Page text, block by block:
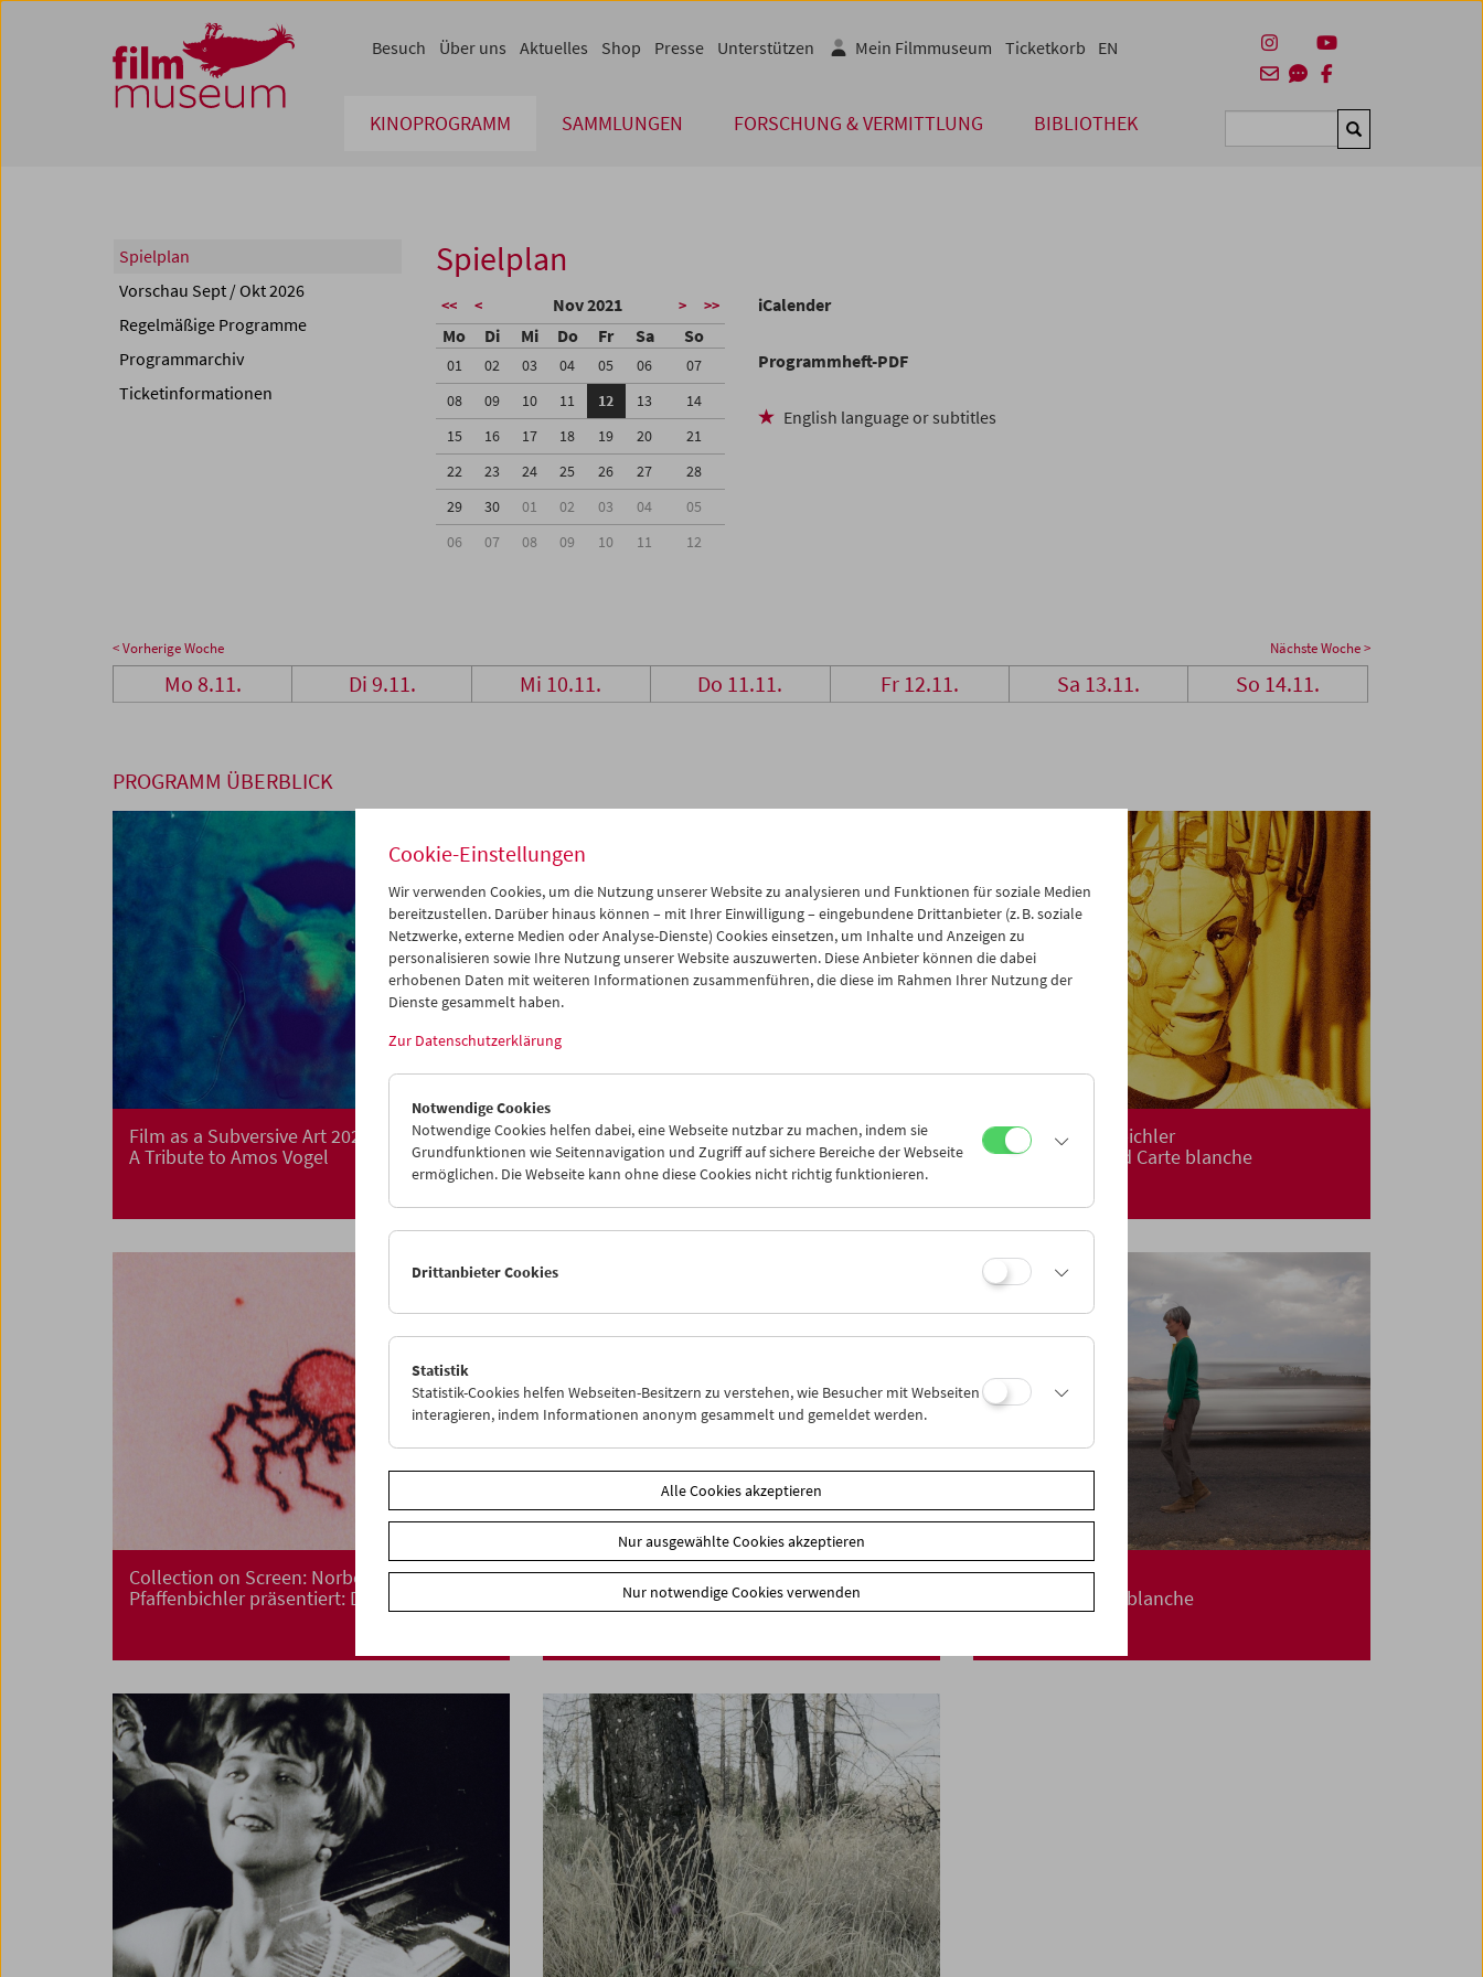
Zum Inhalt
Zum Hauptmenü
Zur Servicenavigation
Zum Suche
KINOPROGRAMM SAMMLUNGEN FORSCHUNG & VERMITTLUNG BIBLIOTHEK Suchen
Besuch Über uns Aktuelles Shop Presse Unterstützen Mein Filmmuseum Ticketkorb EN
Spielplan
Vorschau Sept / Okt 2026
Regelmäßige Programme
Programmarchiv
Ticketinformationen
Spielplan
<< < Nov 2021 > >>
Mo Di Mi Do Fr Sa So
01 02 03 04 05 06
07
08
09 10 11 12 13
14
15
16 17 18 19 20
21
22
23 24 25 26 27
28
29
30 01 02 03 04
05
06
07 08 09 10 11 12
iCalender
Programmheft-PDF
English language or subtitles
< Vorherige Woche Nächste Woche >
Mo 8.11. Di 9.11. Mi 10.11. Do 11.11. Fr 12.11. Sa 13.11. So 14.11.
PROGRAMM ÜBERBLICK
Film as a Subversive Art 2021
A Tribute to Amos Vogel
Viennale im Filmmuseum
Norbert Pfaffenbichler
Gesamtwerk und Carte blanche
Collection on Screen: Norbert
Pfaffenbichler präsentiert: Das Groteske
Ein Fest für Ilse Aichinger
Paul Wenninger
Filme und Carte blanche
Cookie-Einstellungen
Wir verwenden Cookies, um die Nutzung unserer Website zu analysieren und Funktionen für soziale Medien
bereitzustellen. Darüber hinaus können – mit Ihrer Einwilligung – eingebundene Drittanbieter (z. B. soziale
Netzwerke, externe Medien oder Analyse-Dienste) Cookies einsetzen, um Inhalte und Anzeigen zu
personalisieren sowie Ihre Nutzung unserer Website auszuwerten. Diese Anbieter können die dabei
erhobenen Daten mit weiteren Informationen zusammenführen, die diese im Rahmen Ihrer Nutzung der
Dienste gesammelt haben.
Zur Datenschutzerklärung
Notwendige Cookies
Notwendige Cookies helfen dabei, eine Webseite nutzbar zu machen, indem sie
Grundfunktionen wie Seitennavigation und Zugriff auf sichere Bereiche der Webseite
ermöglichen. Die Webseite kann ohne diese Cookies nicht richtig funktionieren.
Drittanbieter Cookies
Statistik
Statistik-Cookies helfen Webseiten-Besitzern zu verstehen, wie Besucher mit Webseiten
interagieren, indem Informationen anonym gesammelt und gemeldet werden.
Alle Cookies akzeptieren
Nur ausgewählte Cookies akzeptieren
Nur notwendige Cookies verwenden